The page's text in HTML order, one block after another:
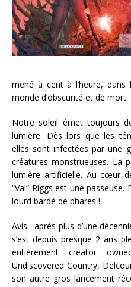
mené à cent à l’heure,
monde d’obscurité et de mort.
Notre soleil émet toujours
lumière. Dès lors que les
elles sont infectées par une
créatures monstrueuses. La
lumière artificielle. Au cœur
“Val“ Riggs est une
lourd bardé de phares !
Avis : après plus d’une
s’est depuis presque 2 ans
entièrement creator
Undiscovered Country,
son autre gros lancement